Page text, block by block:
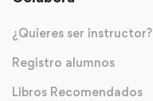
¿Quieres ser instructor?
Registro alumnos
Libros Recomendados